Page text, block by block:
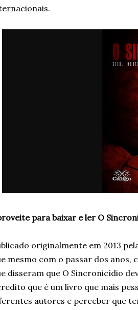
para baixar e ler O
originalmente em 2013
mesmo com o passar dos anos,
disseram que O Sincronicídio
que é um livro que mais
autores e perceber que